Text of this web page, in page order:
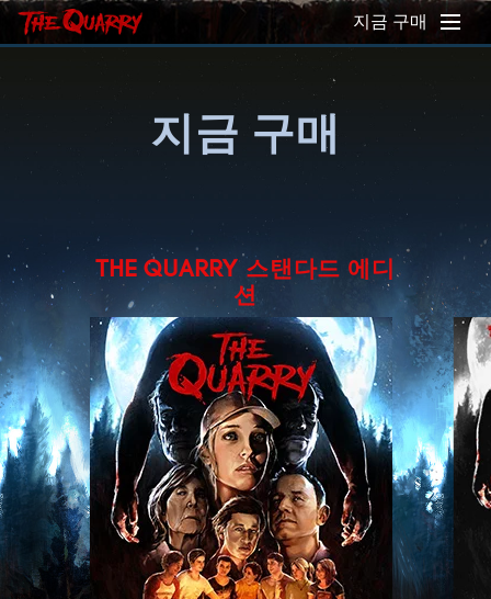
지금 구매
지금 구매
THE QUARRY 스탠다드 에디
션